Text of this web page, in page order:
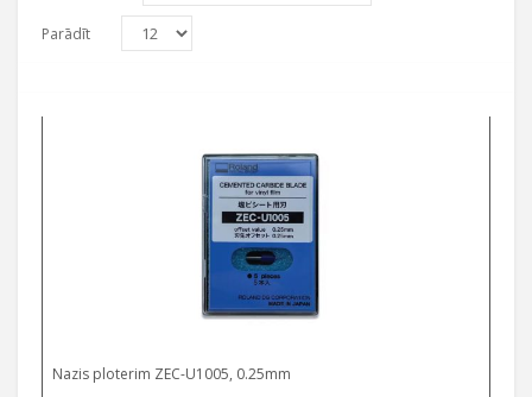
Parādīt
Nazis ploterim ZEC-U1005, 0.25mm